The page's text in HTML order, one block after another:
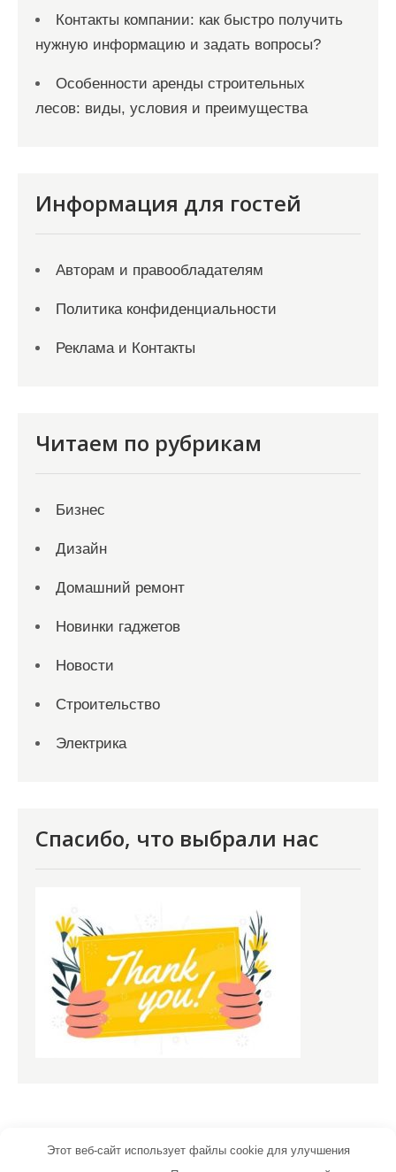
Контакты компании: как быстро получить
нужную информацию и задать вопросы?
Особенности аренды строительных
лесов: виды, условия и преимущества
Информация для гостей
Авторам и правообладателям
Политика конфиденциальности
Реклама и Контакты
Читаем по рубрикам
Бизнес
Дизайн
Домашний ремонт
Новинки гаджетов
Новости
Строительство
Электрика
Спасибо, что выбрали нас
Этот веб-сайт использует файлы cookie для улучшения